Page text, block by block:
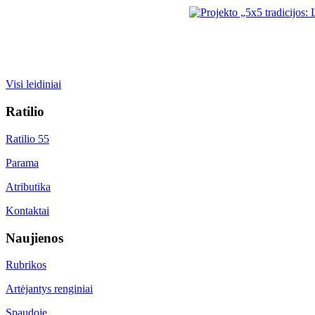
Visi leidiniai
Ratilio
Ratilio 55
Parama
Atributika
Kontaktai
Naujienos
Rubrikos
Artėjantys renginiai